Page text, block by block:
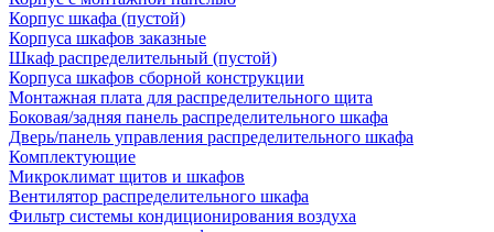
Корпус шкафа (пустой)
Корпуса шкафов заказные
Шкаф распределительный (пустой)
Корпуса шкафов сборной конструкции
Монтажная плата для распределительного щита
Боковая/задняя панель распределительного шкафа
Дверь/панель управления распределительного шкафа
Комплектующие
Микроклимат щитов и шкафов
Вентилятор распределительного шкафа
Фильтр системы кондиционирования воздуха